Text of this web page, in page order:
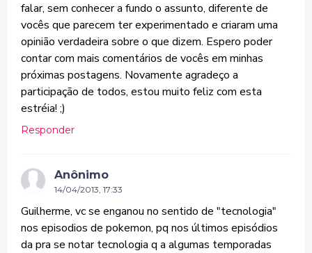
falar, sem conhecer a fundo o assunto, diferente de
vocês que parecem ter experimentado e criaram uma
opinião verdadeira sobre o que dizem. Espero poder
contar com mais comentários de vocês em minhas
próximas postagens. Novamente agradeço a
participação de todos, estou muito feliz com esta
estréia! ;)
Responder
Anônimo
14/04/2013, 17:33
Guilherme, vc se enganou no sentido de "tecnologia"
nos episodios de pokemon, pq nos últimos episódios
da pra se notar tecnologia q a algumas temporadas